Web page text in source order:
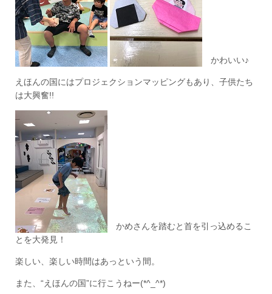
かわいい♪
えほんの国にはプロジェクションマッピングもあり、子供たち
は大興奮!!
かめさんを踏むと首を引っ込めるこ
とを大発見！
楽しい、楽しい時間はあっという間。
また、“えほんの国”に行こうねー(*^_^*)